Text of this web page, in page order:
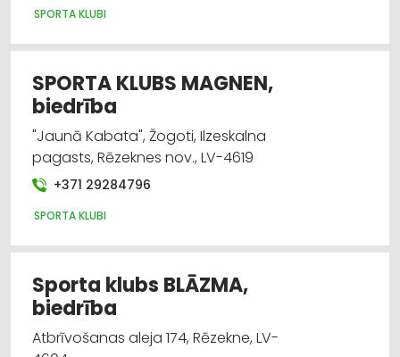
SPORTA KLUBI
SPORTA KLUBS MAGNEN,
biedrība
"Jaunā Kabata", Žogoti, Ilzeskalna
pagasts, Rēzeknes nov., LV-4619
+371 29284796
SPORTA KLUBI
Sporta klubs BLĀZMA,
biedrība
Atbrīvošanas aleja 174, Rēzekne, LV-